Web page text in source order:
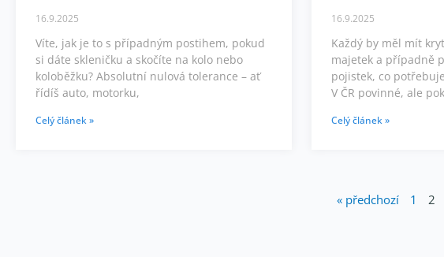
16.9.2025
Víte, jak je to s případným postihem, pokud
si dáte skleničku a skočíte na kolo nebo
koloběžku? Absolutní nulová tolerance – ať
řídíš auto, motorku,
Celý článek »
16.9.2025
Každý by měl mít
majetek a případně
pojistek, co
V ČR povinné, ale
Celý článek »
« předchozí 1 2